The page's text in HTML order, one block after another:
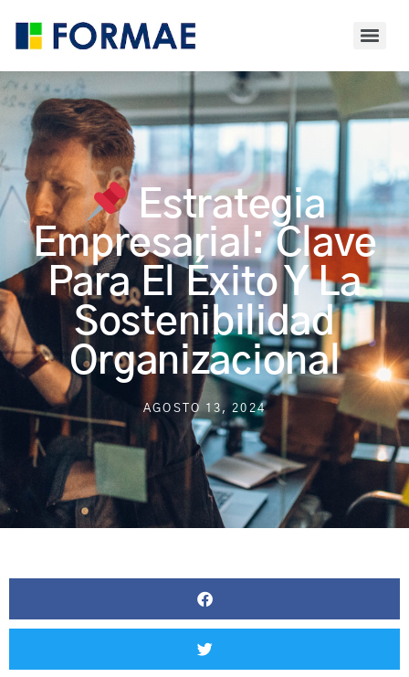
Estrategia
Empresarial: Clave
Para El Éxito Y La
Sostenibilidad
Organizacional
AGOSTO 13, 2024